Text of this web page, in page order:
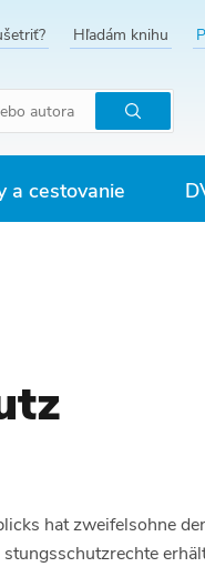
Hľadám knihu
Hľadať
a cestovanie
hat zweifelsohne